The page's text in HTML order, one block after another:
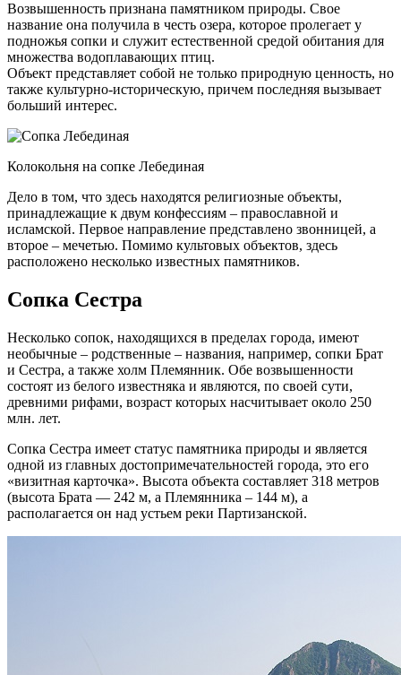
Возвышенность признана памятником природы. Свое
название она получила в честь озера, которое пролегает у
подножья сопки и служит естественной средой обитания для
множества водоплавающих птиц.
Объект представляет собой не только природную ценность, но
также культурно-историческую, причем последняя вызывает
больший интерес.
Колокольня на сопке Лебединая
Дело в том, что здесь находятся религиозные объекты,
принадлежащие к двум конфессиям – православной и
исламской. Первое направление представлено звонницей, а
второе – мечетью. Помимо культовых объектов, здесь
расположено несколько известных памятников.
Сопка Сестра
Несколько сопок, находящихся в пределах города, имеют
необычные – родственные – названия, например, сопки Брат
и Сестра, а также холм Племянник. Обе возвышенности
состоят из белого известняка и являются, по своей сути,
древними рифами, возраст которых насчитывает около 250
млн. лет.
Сопка Сестра имеет статус памятника природы и является
одной из главных достопримечательностей города, это его
«визитная карточка». Высота объекта составляет 318 метров
(высота Брата — 242 м, а Племянника – 144 м), а
располагается он над устьем реки Партизанской.